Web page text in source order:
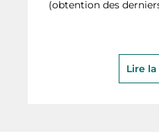
(obtention des
Lire